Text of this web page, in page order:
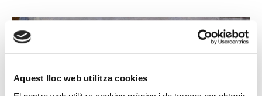
Aquest lloc web utilitza cookies